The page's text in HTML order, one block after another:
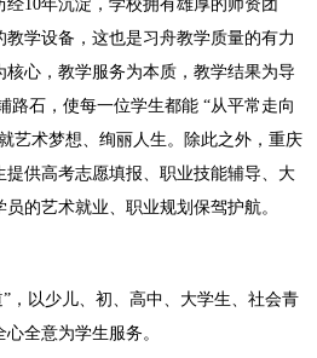
10年沉淀，学校拥有雄厚的师资团
学设备，这也是习舟教学质量的有力
心，教学服务为本质，教学结果为导
路石，使每一位学生都能 “从平常走向
艺术梦想、绚丽人生。除此之外，重庆
提供高考志愿填报、职业技能辅导、大
的艺术就业、职业规划保驾护航。
以少儿、初、高中、大学生、社会青
全意为学生服务。